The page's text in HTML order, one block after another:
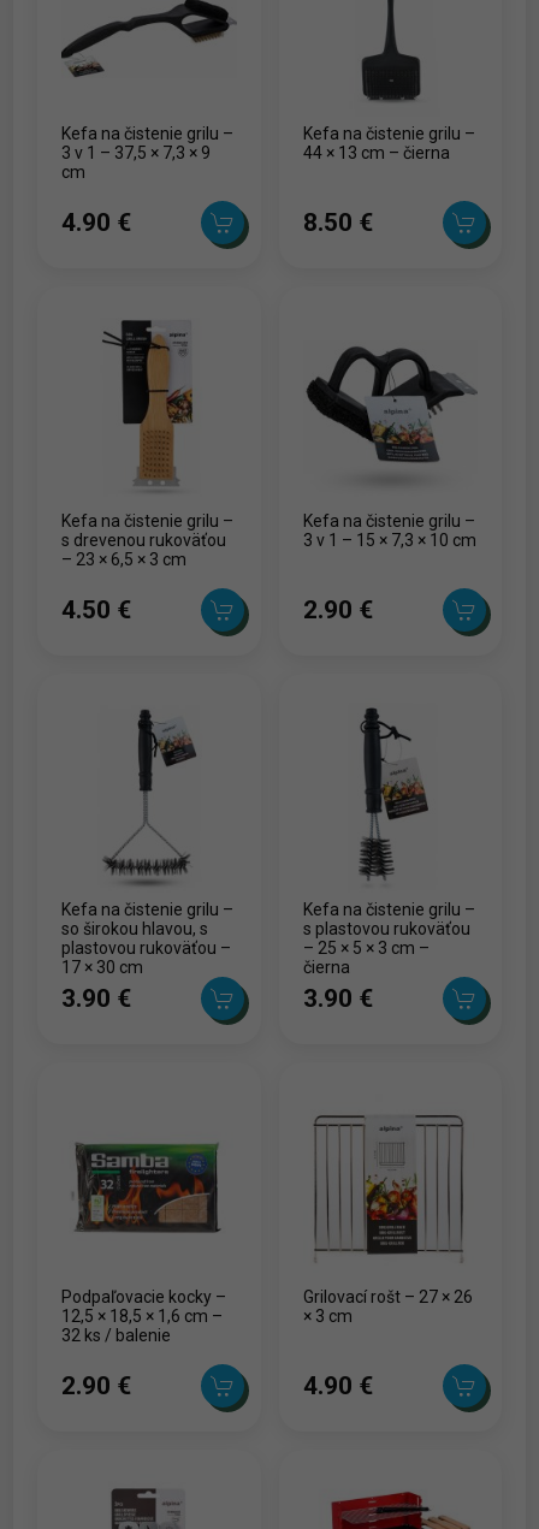
Kefa na čistenie grilu –
3 v 1 – 37,5 × 7,3 × 9
cm
4.90 ‎€
Kefa na čistenie grilu –
44 × 13 cm – čierna
8.50 ‎€
Kefa na čistenie grilu –
s drevenou rukoväťou
– 23 × 6,5 × 3 cm
4.50 ‎€
Kefa na čistenie grilu –
3 v 1 – 15 × 7,3 × 10 cm
2.90 ‎€
Kefa na čistenie grilu –
so širokou hlavou, s
plastovou rukoväťou –
17 × 30 cm
3.90 ‎€
Kefa na čistenie grilu –
s plastovou rukoväťou
– 25 × 5 × 3 cm –
čierna
3.90 ‎€
Podpaľovacie kocky –
12,5 × 18,5 × 1,6 cm –
32 ks / balenie
2.90 ‎€
Grilovací rošt – 27 × 26
× 3 cm
4.90 ‎€